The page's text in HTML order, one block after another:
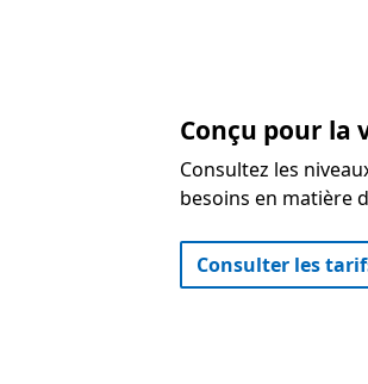
Conçu pour la
Consultez les
besoins en matière
Consulter les